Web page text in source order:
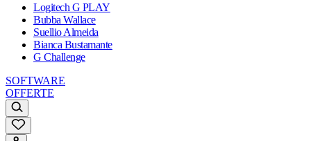
Logitech G PLAY
Bubba Wallace
Suellio Almeida
Bianca Bustamante
G Challenge
SOFTWARE
OFFERTE